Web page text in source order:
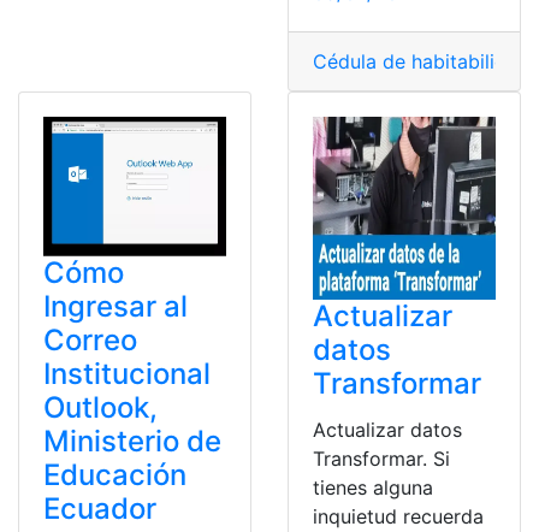
Cédula de habitabilidad
Cómo
Ingresar al
Correo
Institucional
Outlook,
Ministerio de
Educación
Ecuador
Actualizar
datos
Transformar
Actualizar datos
Transformar. Si
tienes alguna
inquietud recuerda